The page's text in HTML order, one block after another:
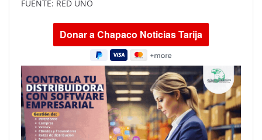
FUENTE: RED UNO